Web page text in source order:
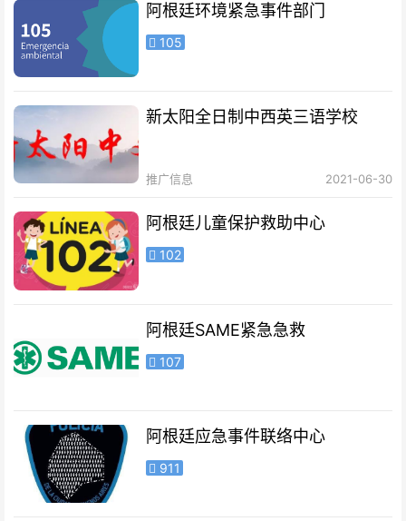
阿根廷环境紧急事件部门
105
新太阳全日制中西英三语学校
推广信息 2021-06-30
阿根廷儿童保护救助中心
102
阿根廷SAME紧急急救
107
阿根廷应急事件联络中心
911